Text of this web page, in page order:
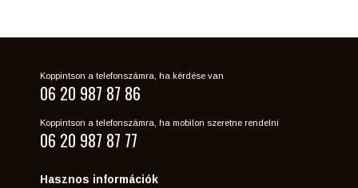
Koppintson a telefonszámra, ha kérdése van
06 20 987 87 86
Koppintson a telefonszámra, ha mobilon szeretne rendelni
06 20 987 87 77
Hasznos információk